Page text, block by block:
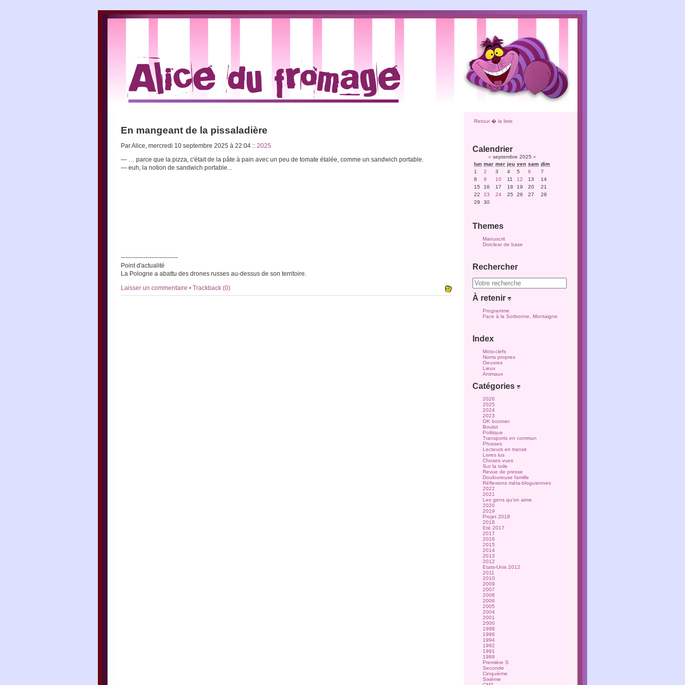
En mangeant de la pissaladière
Par Alice, mercredi 10 septembre 2025 à 22:04 :: 2025
— … parce que la pizza, c'était de la pâte à pain avec un peu de tomate étalée, comme un sandwich portable.
— euh, la notion de sandwich portable...
----------------------------
Point d'actualité
La Pologne a abattu des drones russes au-dessus de son territoire.
Laisser un commentaire • Trackback (0)
Retour � la liste
Calendrier
« septembre 2025 »
lun mar mer jeu ven sam dim
1
2 3 4 5 6
7
8
9 10 11 12 13
14
15
16 17 18 19 20
21
22
23 24 25 26 27
28
29
30
Themes
Manuscrit
Dotclear de base
Rechercher
À retenir
Programme
Face à la Sorbonne, Montaigne
Index
Mots-clefs
Noms propres
Oeuvres
Lieux
Animaux
Catégories
2026
2025
2024
2023
OK boomer
Boulot
Politique
Transports en commun
Phrases
Lecteurs en transit
Livres lus
Choses vues
Sur la toile
Revue de presse
Douloureuse famille
Réflexions méta-bloguiennes
2022
2021
Les gens qu'on aime
2020
2019
Projet 2018
2018
Eté 2017
2017
2016
2015
2014
2013
2012
Etats-Unis 2012
2011
2010
2009
2007
2008
2006
2005
2004
2001
2000
1998
1996
1994
1992
1991
1989
Première S
Seconde
Cinquième
Sixième